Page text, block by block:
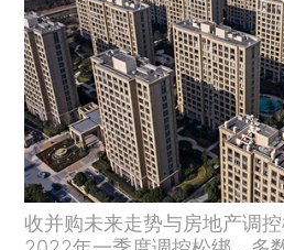
收并购未来走势与房地产调